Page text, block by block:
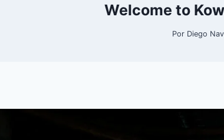
Welcome to
Por Diego